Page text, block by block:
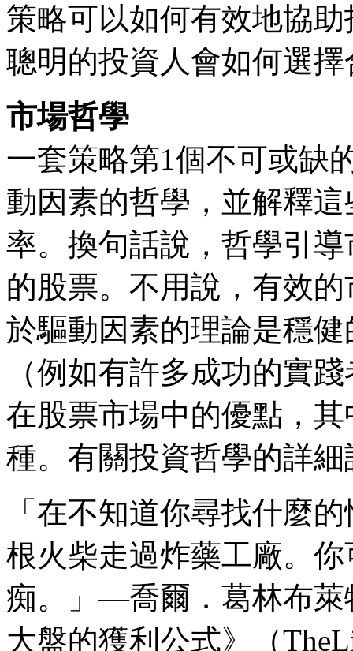
策略可以如何有效地協
聰明的投資人會如何選
市場哲學
一套策略第1個不可或缺
動因素的哲學，並解釋
率。換句話說，哲學引
的股票。不用說，有效
於驅動因素的理論是穩
（例如有許多成功的實
在股票市場中的優點，
種。有關投資哲學的詳
「在不知道你尋找什麼
根火柴走過炸藥工廠。
痴。」—喬爾．葛林布萊
大盤的獲利公式》（